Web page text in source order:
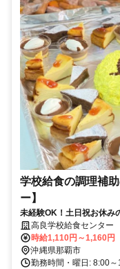
学校給食の調理補
ー】
未経験OK！土日祝お休み
高良学校給食センター
時給1,110円～1,160円
沖縄県那覇市
勤務時間・曜日: 8:00